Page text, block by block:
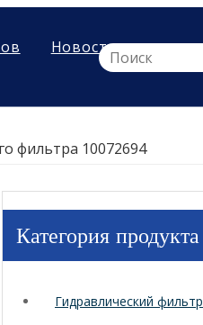
Новости
фильтра 10072694
Категория продукта
Гидравлический фильтр